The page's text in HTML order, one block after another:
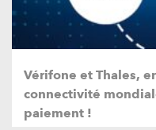
Vérifone et Thales,
connectivité
paiement !